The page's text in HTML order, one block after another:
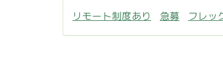
リモート制度あり 急募 フレッ